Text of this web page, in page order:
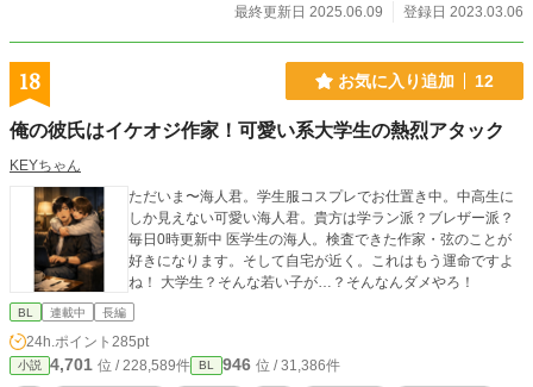
最終更新日 2025.06.09
登録日 2023.03.06
18 お気に入り追加 12
俺の彼氏はイケオジ作家！可愛い系大学生の熱烈アタック
KEYちゃん
ただいま〜海人君。学生服コスプレでお仕置き中。中高生に
しか見えない可愛い海人君。貴方は学ラン派？ブレザー派？
毎日0時更新中 医学生の海人。検査できた作家・弦のことが
好きになります。そして自宅が近く。これはもう運命ですよ
ね！ 大学生？そんな若い子が…？そんなんダメやろ！
BL 連載中 長編
24h.ポイント 285pt
小説 4,701 位 / 228,589件 BL 946 位 / 31,386件